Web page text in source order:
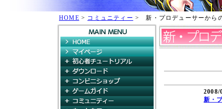
HOME > コミュニティー > 新・プロデューサーから
HOME
マイページ
ダウンロード
2008/
新・